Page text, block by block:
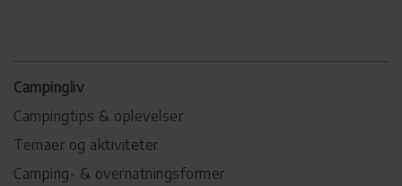
Campingliv
Campingtips & oplevelser
Temaer og aktiviteter
Camping- & overnatningsformer